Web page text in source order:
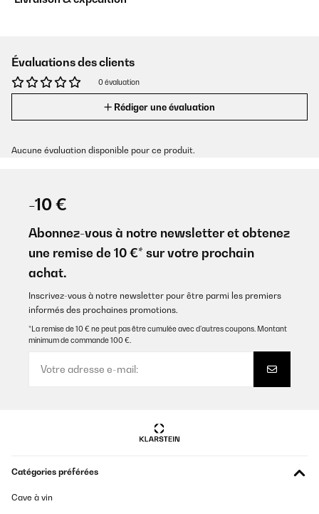
Évaluations des clients
0 évaluation
Rédiger une évaluation
Aucune évaluation disponible pour ce produit.
-10 €
Abonnez-vous à notre newsletter et obtenez
une remise de 10 €* sur votre prochain
achat.
Inscrivez-vous à notre newsletter pour être parmi les premiers
informés des prochaines promotions.
*La remise de 10 € ne peut pas être cumulée avec d’autres coupons. Montant
minimum de commande 100 €.
Catégories préférées
Cave à vin